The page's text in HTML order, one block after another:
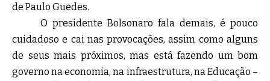
de Paulo Guedes.
O presidente Bolsonaro fala demais, é pouco
cuidadoso e cai nas provocações, assim como alguns
de seus mais próximos, mas está fazendo um bom
governo na economia, na infraestrutura, na Educação –